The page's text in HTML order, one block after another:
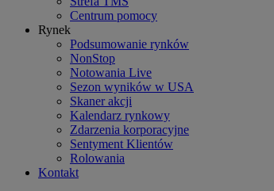
Centrum pomocy
Rynek
Podsumowanie rynków
NonStop
Notowania Live
Sezon wyników w USA
Skaner akcji
Kalendarz rynkowy
Zdarzenia korporacyjne
Sentyment Klientów
Rolowania
Kontakt